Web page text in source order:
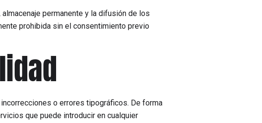
permanente y la difusión de los
prohibida sin el consentimiento previo
o errores tipográficos. De forma
que puede introducir en cualquier